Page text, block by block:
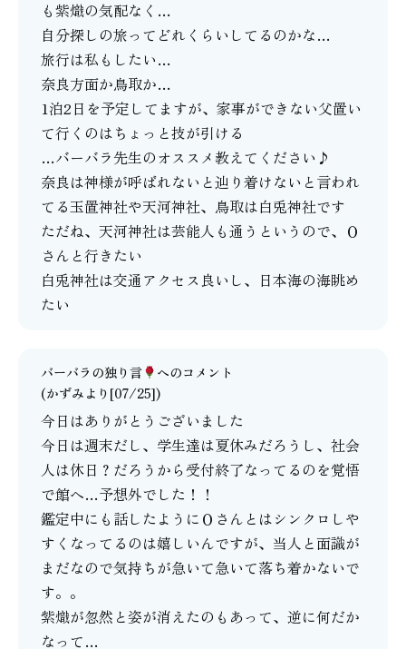
も紫熾の気配なく…
自分探しの旅ってどれくらいしてるのかな…
旅行は私もしたい…
奈良方面か鳥取か…
1泊2日を予定してますが、家事ができない父置い
て行くのはちょっと技が引ける
…バーバラ先生のオススメ教えてください♪
奈良は神様が呼ばれないと辿り着けないと言われ
てる玉置神社や天河神社、鳥取は白兎神社です
ただね、天河神社は芸能人も通うというので、Ｏ
さんと行きたい
白兎神社は交通アクセス良いし、日本海の海眺め
たい
バーバラの独り言
へのコメント
(かずみより[07/25])
今日はありがとうございました
今日は週末だし、学生達は夏休みだろうし、社会
人は休日？だろうから受付終了なってるのを覚悟
で館へ…予想外でした！！
鑑定中にも話したようにＯさんとはシンクロしや
すくなってるのは嬉しいんですが、当人と面識が
まだなので気持ちが急いて急いて落ち着かないで
す。。
紫熾が忽然と姿が消えたのもあって、逆に何だか
なって…